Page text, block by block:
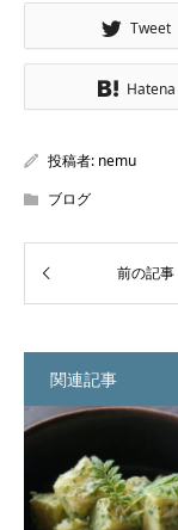
Tweet
Hatena
投稿者: nemu
ブログ
関連記事